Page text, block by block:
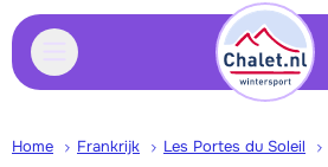
Home Frankrijk Les Portes du Soleil